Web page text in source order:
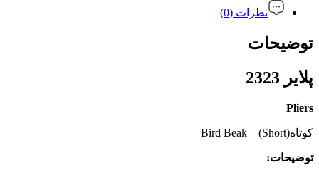
نظرات (0)
توضیحات
پلایر 2323
Pliers
کوتاه(Short) – Bird Beak
توضیحات: